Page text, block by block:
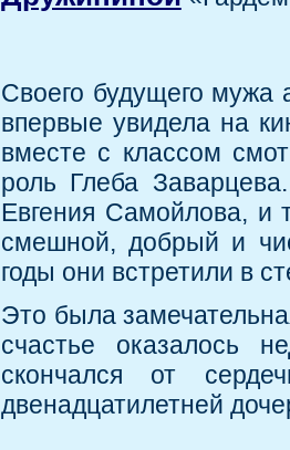
Своего будущего мужа
впервые увидела на
вместе с классом
роль Глеба
Евгения Самойлова, и
смешной, добрый и
годы они встретили в
Это была
счастье оказалось
скончался от
двенадцатилетней